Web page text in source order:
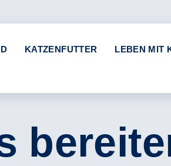
KATZENFUTTER
LEBEN MIT